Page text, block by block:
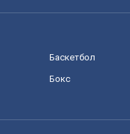
Баскетбол
Бокс